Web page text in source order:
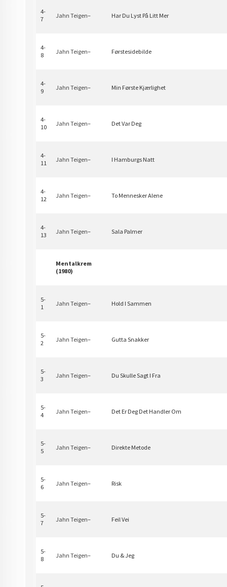
4-
7
Jahn Teigen– Har Du Lyst På Litt Mer
4-
8
Jahn Teigen– Førstesidebilde
4-
9
Jahn Teigen– Min Første Kjærlighet
4-
10
Jahn Teigen– Det Var Deg
4-
11
Jahn Teigen– I Hamburgs Natt
4-
12
Jahn Teigen– To Mennesker Alene
4-
13
Jahn Teigen– Sala Palmer
Mentalkrem
(1980)
5-
1
Jahn Teigen– Hold I Sammen
5-
2
Jahn Teigen– Gutta Snakker
5-
3
Jahn Teigen– Du Skulle Sagt I Fra
5-
4
Jahn Teigen– Det Er Deg Det Handler Om
5-
5
Jahn Teigen– Direkte Metode
5-
6
Jahn Teigen– Risk
5-
7
Jahn Teigen– Feil Vei
5-
8
Jahn Teigen– Du & Jeg